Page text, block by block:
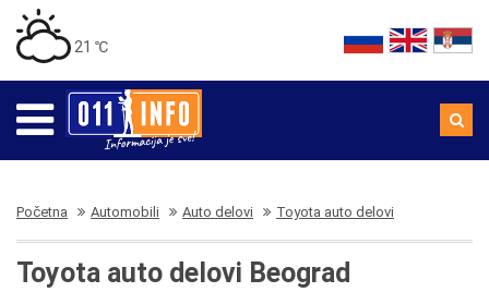
21 ℃
Početna Automobili Auto delovi Toyota auto delovi
Toyota auto delovi Beograd